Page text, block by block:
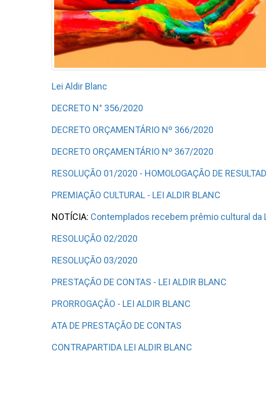
Lei Aldir Blanc
DECRETO N° 356/2020
DECRETO ORÇAMENTÁRIO Nº 366/2020
DECRETO ORÇAMENTÁRIO Nº 367/2020
RESOLUÇÃO 01/2020 - HOMOLOGAÇÃO DE
PREMIAÇÃO CULTURAL - LEI ALDIR BLANC
NOTÍCIA: Contemplados recebem prêmio cultural da
RESOLUÇÃO 02/2020
RESOLUÇÃO 03/2020
PRESTAÇÃO DE CONTAS - LEI ALDIR BLANC
PRORROGAÇÃO - LEI ALDIR BLANC
ATA DE PRESTAÇÃO DE CONTAS
CONTRAPARTIDA LEI ALDIR BLANC